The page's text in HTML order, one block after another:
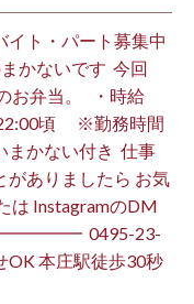
イト・パート募集中
かないです ⁡ 今回
お弁当。 ⁡ ⁡ ・時給
22:00頃 ※勤務時間
まかない付き ⁡ 仕事
がありましたら お気
は InstagramのDM
️0495-23-
OK 本庄駅徒歩30秒